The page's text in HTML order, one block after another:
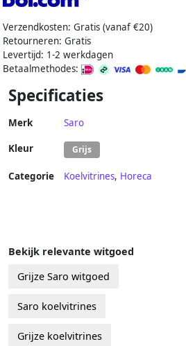
Verzendkosten: Gratis (vanaf €20)
Retourneren: Gratis
Levertijd: 1-2 werkdagen
Betaalmethodes:
Specificaties
Merk Saro
Kleur Grijs
Categorie Koelvitrines, Horeca
Bekijk relevante witgoed
Grijze Saro witgoed
Saro koelvitrines
Grijze koelvitrines